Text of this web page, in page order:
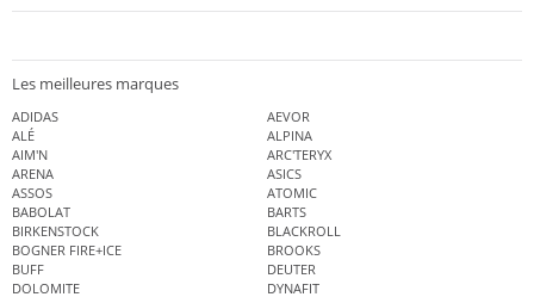
Les meilleures marques
ADIDAS
AEVOR
ALÉ
ALPINA
AIM'N
ARC'TERYX
ARENA
ASICS
ASSOS
ATOMIC
BABOLAT
BARTS
BIRKENSTOCK
BLACKROLL
BOGNER FIRE+ICE
BROOKS
BUFF
DEUTER
DOLOMITE
DYNAFIT